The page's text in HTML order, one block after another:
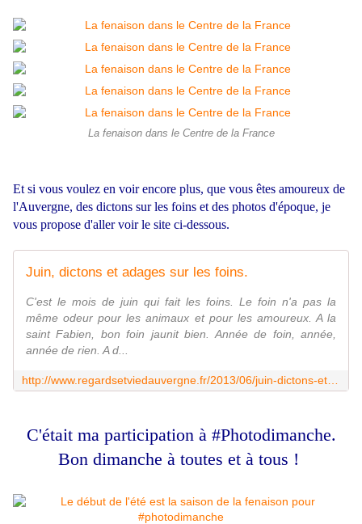
La fenaison dans le Centre de la France
Et si vous voulez en voir encore plus, que vous êtes amoureux de
l'Auvergne, des dictons sur les foins et des photos d'époque, je
vous propose d'aller voir le site ci-dessous.
Juin, dictons et adages sur les foins.
C'est le mois de juin qui fait les foins. Le foin n'a pas la
même odeur pour les animaux et pour les amoureux. A la
saint Fabien, bon foin jaunit bien. Année de foin, année,
année de rien. A d...
C'était ma participation à #Photodimanche.
Bon dimanche à toutes et à tous !